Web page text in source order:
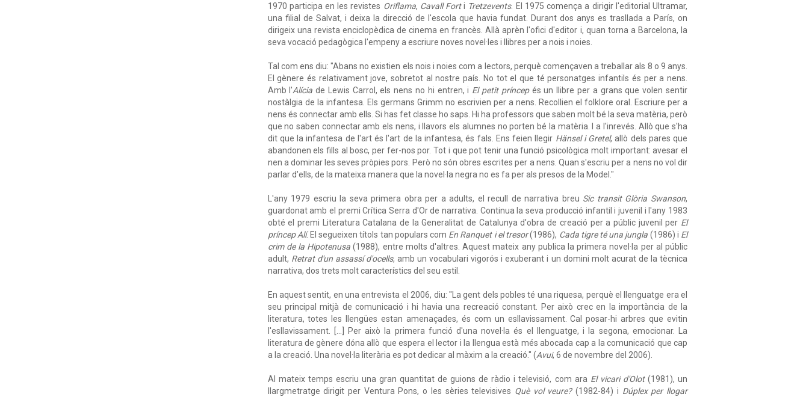
1970 participa en les revistes Oriflama, Cavall Forti Tretzevents. El 1975 comença a dirigir l'editorial Ultramar,
una filial de Salvat, i deixa la direcció de l'escola que havia fundat. Durant dos anys es trasllada a París, on
dirigeix una revista enciclopèdica de cinema en francès. Allà aprèn l'ofici d'editor i, quan torna a Barcelona, la
seva vocació pedagògica l'empeny a escriure noves novel·les i llibres per a nois i noies.
Tal com ens diu: "Abans no existien els nois i noies com a lectors, perquè començaven a treballar als 8 o 9 anys.
El gènere és relativament jove, sobretot al nostre país. No tot el que té personatges infantils és per a nens.
Amb l'Alícia de Lewis Carrol, els nens no hi entren, i El petit príncepés un llibre per a grans que volen sentir
nostàlgia de la infantesa. Els germans Grimm no escrivien per a nens. Recollien el folklore oral. Escriure per a
nens és connectar amb ells. Si has fet classe ho saps. Hi ha professors que saben molt bé la seva matèria, però
que no saben connectar amb els nens, i llavors els alumnes no porten bé la matèria. I a l'inrevés. Allò que s'ha
dit que la infantesa de l'art és l'art de la infantesa, és fals. Ens feien llegir Hänsel i Gretel, allò dels pares que
abandonen els fills al bosc, per fer-nos por. Tot i que pot tenir una funció psicològica molt important: avesar el
nen a dominar les seves pròpies pors. Però no són obres escrites per a nens. Quan s'escriu per a nens no vol dir
parlar d'ells, de la mateixa manera que la novel·la negra no es fa per als presos de la Model."
L'any 1979 escriu la seva primera obra per a adults, el recull de narrativa breu Sic transit Glòria Swanson,
guardonat amb el premi Crítica Serra d'Or de narrativa. Continua la seva producció infantil i juvenil i l'any 1983
obté el premi Literatura Catalana de la Generalitat de Catalunya d'obra de creació per a públic juvenil per El
príncep Alí. El segueixen títols tan populars com En Ranquet i el tresor(1986), Cada tigre té una jungla (1986) i El
crim de la Hipotenusa (1988), entre molts d'altres. Aquest mateix any publica la primera novel·la per al públic
adult, Retrat d'un assassí d'ocells, amb un vocabulari vigorós i exuberant i un domini molt acurat de la tècnica
narrativa, dos trets molt característics del seu estil.
En aquest sentit, en una entrevista el 2006, diu: "La gent dels pobles té una riquesa, perquè el llenguatge era el
seu principal mitjà de comunicació i hi havia una recreació constant. Per això crec en la importància de la
literatura, totes les llengües estan amenaçades, és com un esllavissament. Cal posar-hi arbres que evitin
l'esllavissament. […] Per això la primera funció d'una novel·la és el llenguatge, i la segona, emocionar. La
literatura de gènere dóna allò que espera el lector i la llengua està més abocada cap a la comunicació que cap
a la creació. Una novel·la literària es pot dedicar al màxim a la creació." (Avui, 6 de novembre del 2006).
Al mateix temps escriu una gran quantitat de guions de ràdio i televisió, com ara El vicari d'Olot(1981), un
llargmetratge dirigit per Ventura Pons, o les sèries televisives Què vol veure?(1982-84) i Dúplex per llogar